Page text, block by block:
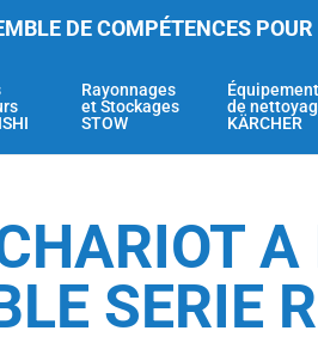
DE COMPÉTENCES
Rayonnages
et Stockages
STOW
de
KÄRCHER
SERIE